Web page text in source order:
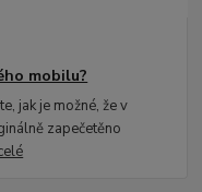
mobilu?
jak je možné, že v
zapečetěno